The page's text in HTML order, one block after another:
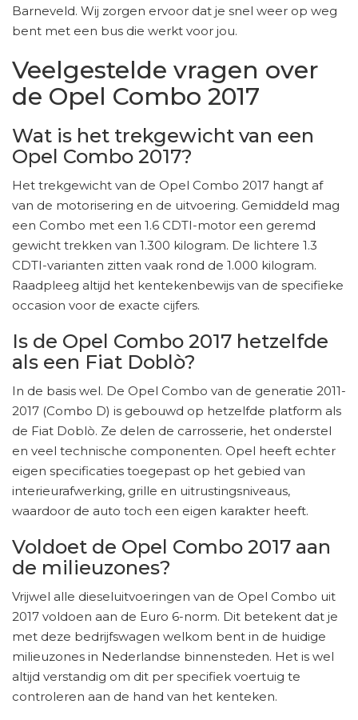
Barneveld. Wij zorgen ervoor dat je snel weer op weg
bent met een bus die werkt voor jou.
Veelgestelde vragen over
de Opel Combo 2017
Wat is het trekgewicht van een
Opel Combo 2017?
Het trekgewicht van de Opel Combo 2017 hangt af
van de motorisering en de uitvoering. Gemiddeld mag
een Combo met een 1.6 CDTI-motor een geremd
gewicht trekken van 1.300 kilogram. De lichtere 1.3
CDTI-varianten zitten vaak rond de 1.000 kilogram.
Raadpleeg altijd het kentekenbewijs van de specifieke
occasion voor de exacte cijfers.
Is de Opel Combo 2017 hetzelfde
als een Fiat Doblò?
In de basis wel. De Opel Combo van de generatie 2011-
2017 (Combo D) is gebouwd op hetzelfde platform als
de Fiat Doblò. Ze delen de carrosserie, het onderstel
en veel technische componenten. Opel heeft echter
eigen specificaties toegepast op het gebied van
interieurafwerking, grille en uitrustingsniveaus,
waardoor de auto toch een eigen karakter heeft.
Voldoet de Opel Combo 2017 aan
de milieuzones?
Vrijwel alle dieseluitvoeringen van de Opel Combo uit
2017 voldoen aan de Euro 6-norm. Dit betekent dat je
met deze bedrijfswagen welkom bent in de huidige
milieuzones in Nederlandse binnensteden. Het is wel
altijd verstandig om dit per specifiek voertuig te
controleren aan de hand van het kenteken.